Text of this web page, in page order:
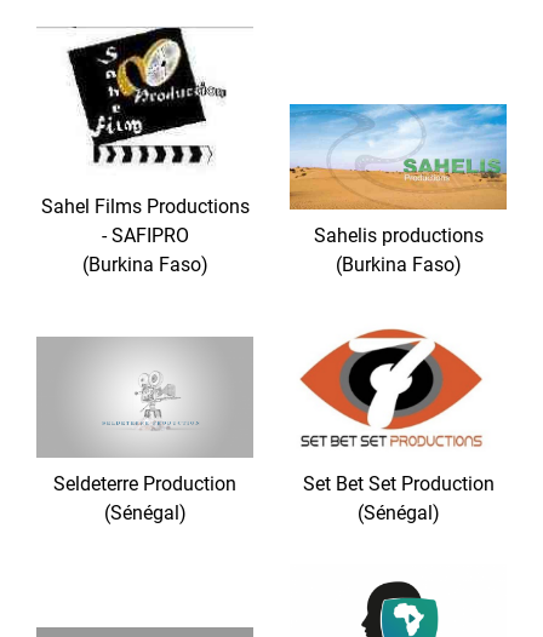
Sahel Films Productions
- SAFIPRO
(Burkina Faso)
Sahelis productions
(Burkina Faso)
Seldeterre Production
(Sénégal)
Set Bet Set Production
(Sénégal)